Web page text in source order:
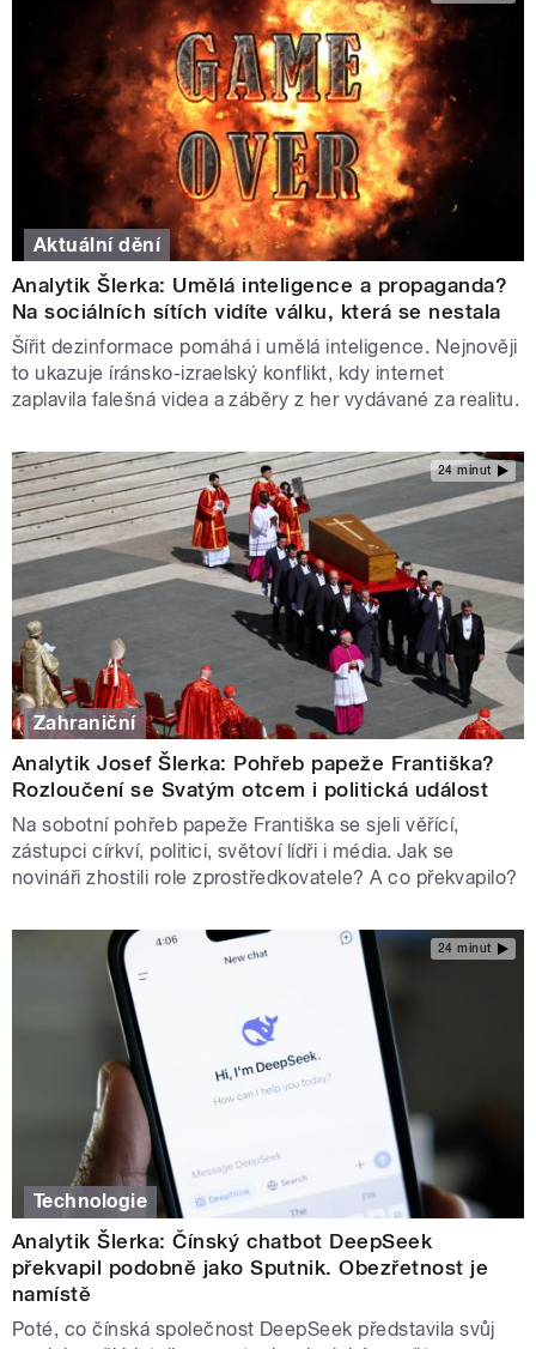
Aktuální dění
Analytik Šlerka: Umělá inteligence a propaganda?
Na sociálních sítích vidíte válku, která se nestala
Šířit dezinformace pomáhá i umělá inteligence. Nejnověji
to ukazuje íránsko-izraelský konflikt, kdy internet
zaplavila falešná videa a záběry z her vydávané za realitu.
24 minut
Zahraniční
Analytik Josef Šlerka: Pohřeb papeže Františka?
Rozloučení se Svatým otcem i politická událost
Na sobotní pohřeb papeže Františka se sjeli věřící,
zástupci církví, politici, světoví lídři i média. Jak se
novináři zhostili role zprostředkovatele? A co překvapilo?
24 minut
Technologie
Analytik Šlerka: Čínský chatbot DeepSeek
překvapil podobně jako Sputnik. Obezřetnost je
namístě
Poté, co čínská společnost DeepSeek představila svůj